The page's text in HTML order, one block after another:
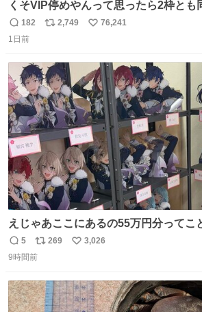
くそVIP停めやんって思ったら2枠とも
VIP停めだった 好きですこの心意気
返
信
182
リ
ト
数
2,749
い
数
76,241
1日前
えじゃあここにあるの55万円分ってこ
返
信
5
リ
ポ
ト
数
269
い
数
3,026
9時間前